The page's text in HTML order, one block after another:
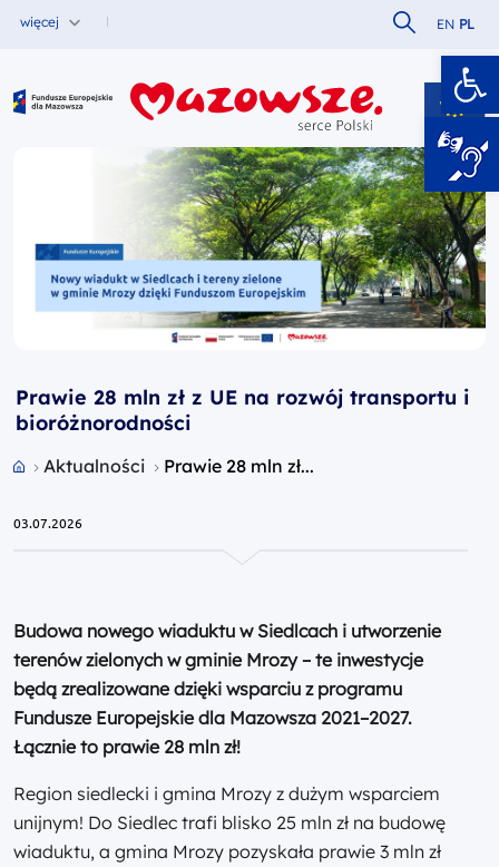
więcej Szukaj w
EN PL
Fundusze Europejskie dla Mazowsza
Prawie 28 mln zł z UE na rozwój transportu i
bioróżnorodności
Przejdź do strony głównej portalu
Aktualności Prawie 28 mln zł...
03.07.2026
Budowa nowego wiaduktu w Siedlcach i utworzenie
terenów zielonych w gminie Mrozy – te inwestycje
będą zrealizowane dzięki wsparciu z programu
Fundusze Europejskie dla Mazowsza 2021–2027.
Łącznie to prawie 28 mln zł!
Region siedlecki i gmina Mrozy z dużym wsparciem
unijnym! Do Siedlec trafi blisko 25 mln zł na budowę
wiaduktu, a gmina Mrozy pozyskała prawie 3 mln zł